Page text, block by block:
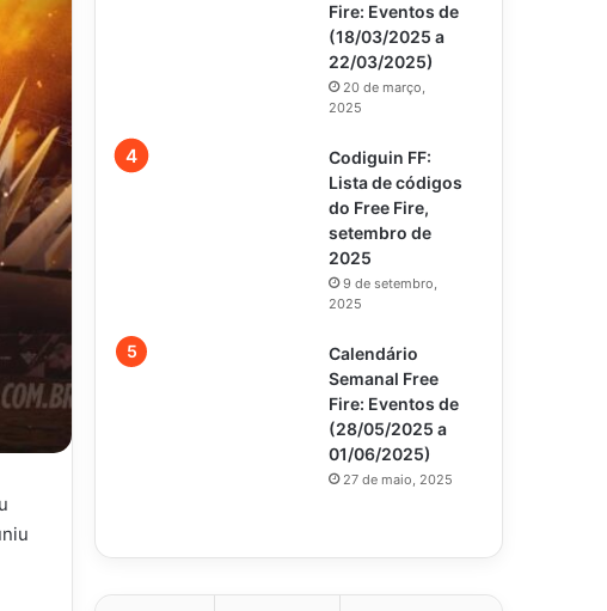
Fire: Eventos de
(18/03/2025 a
22/03/2025)
20 de março,
2025
Codiguin FF:
Lista de códigos
do Free Fire,
setembro de
2025
9 de setembro,
2025
Calendário
Semanal Free
Fire: Eventos de
(28/05/2025 a
01/06/2025)
27 de maio, 2025